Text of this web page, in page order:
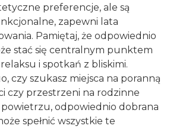
preferencje, ale są
zapewni lata
Pamiętaj, że odpowiednio
stać się centralnym punktem
i spotkań z bliskimi.
czy szukasz miejsca na poranną
czy przestrzeni na rodzinne
powietrzu, odpowiednio dobrana
spełnić wszystkie te